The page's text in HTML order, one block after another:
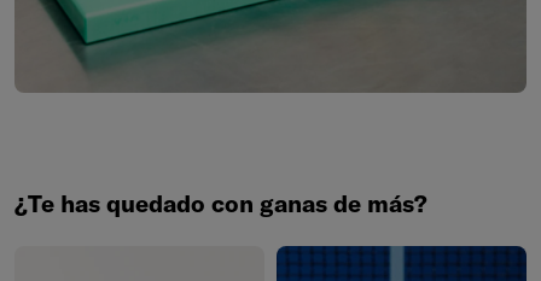
¿Te has quedado con ganas de más?